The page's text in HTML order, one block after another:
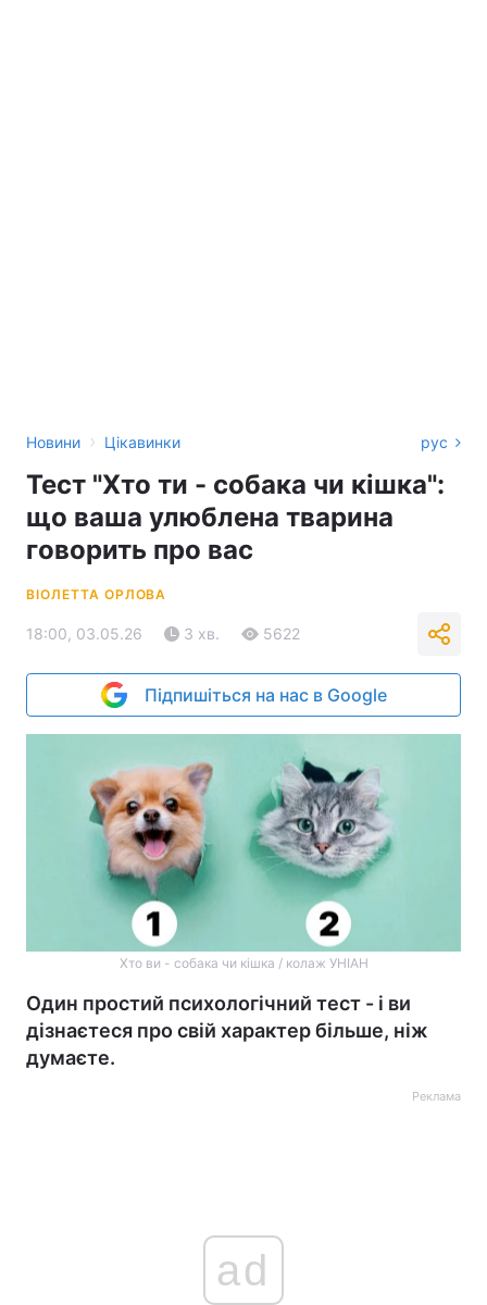
Новини › Цікавинки рус
Тест "Хто ти - собака чи кішка":
що ваша улюблена тварина
говорить про вас
ВІОЛЕТТА ОРЛОВА
18:00, 03.05.26 3 хв. 5622
Підпишіться на нас в Google
Хто ви - собака чи кішка / колаж УНІАН
Один простий психологічний тест - і ви
дізнаєтеся про свій характер більше, ніж
думаєте.
Реклама
ad